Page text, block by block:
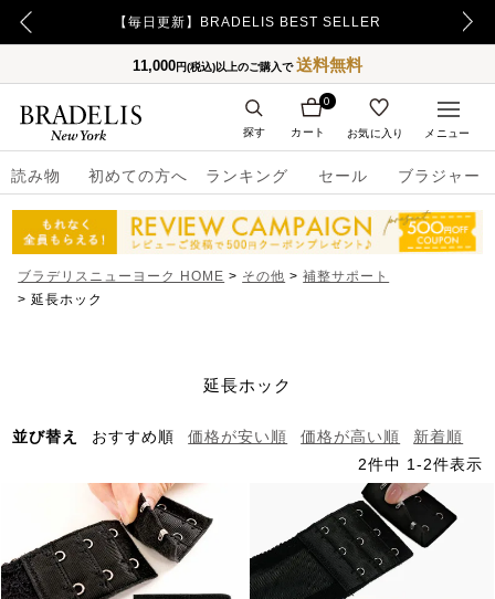
【毎日更新】BRADELIS BEST SELLER
11,000円(税込)以上のご購入で送料無料
読み物 初めての方へ ランキング セール ブラジャー
カート
0
お気に入り
探す メニュー
ブラデリスニューヨーク HOME その他
補整サポート
延長ホック
延長ホック
並び替え おすすめ順 価格が安い順 価格が高い順
新着順
2件中 1 -2件表示